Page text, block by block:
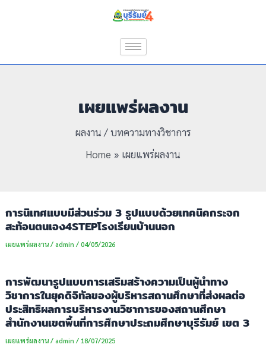
เผยแพร่ผลงาน
ผลงาน / บทความทางวิชาการ
Home
เผยแพร่ผลงาน
การนิเทศแบบมีส่วนร่วม 3 รูปแบบด้วยเทคนิคกระจก
สะท้อนตนเอง4STEPโรงเรียนบ้านนอก
เผยแพร่ผลงาน/ admin / 04/05/2026
การพัฒนารูปแบบการเสริมสร้างความเป็นผู้นำทาง
วิชาการในยุคดิจิทัลของผู้บริหารสถานศึกษาที่ส่งผลต่อ
ประสิทธิผลการบริหารงานวิชาการของสถานศึกษา
สำนักงานเขตพื้นที่การศึกษาประถมศึกษาบุรีรัมย์ เขต 3
เผยแพร่ผลงาน/ admin / 18/07/2025